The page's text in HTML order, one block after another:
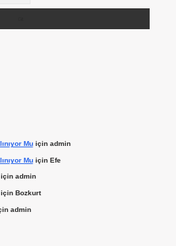
Muiçin admin
Muiçin Efe
admin
Bozkurt
admin